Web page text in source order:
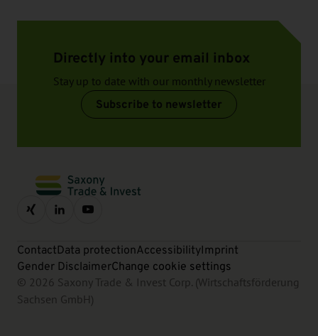
Directly into your email inbox
Stay up to date with our monthly newsletter
Subscribe to newsletter
ContactData protectionAccessibilityImprint
Gender DisclaimerChange cookie settings
© 2026 Saxony Trade & Invest Corp. (Wirtschaftsförderung
Sachsen GmbH)